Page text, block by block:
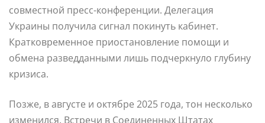
совместной пресс-конференции. Делегация
Украины получила сигнал покинуть кабинет.
Кратковременное приостановление помощи и
обмена разведданными лишь подчеркнуло глубину
кризиса.
Позже, в августе и октябре 2025 года, тон несколько
изменился. Встречи в Соединенных Штатах